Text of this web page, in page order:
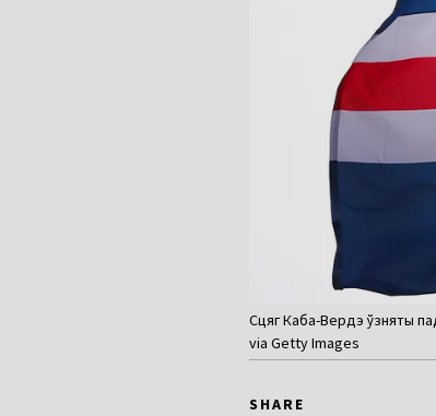
Сцяг Каба-Вердэ ўзняты
via Getty Images
SHARE